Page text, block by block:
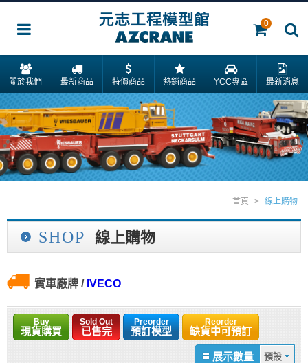
0
關於我們 最新商品 特價商品 熱銷商品 YCC專區 最新消息
SHOP 線上購物
首頁 > 線上購物
實車廠牌 / IVECO
Buy
現貨購買
Sold Out
已售完
Preorder
預訂模型
Reorder
缺貨中可預訂
展示數量